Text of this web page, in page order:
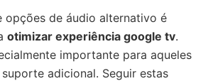
opções de áudio alternativo é
otimizar experiência google tv.
importante para aqueles
adicional. Seguir estas